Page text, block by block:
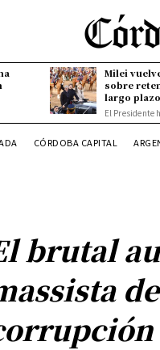
Milei
sobre
largo plazo
El Presidente
CÓRDOBA CAPITAL
brutal